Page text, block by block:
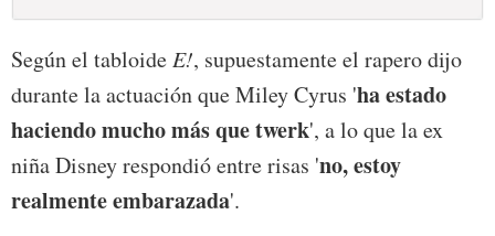
Según el tabloide E!, supuestamente el rapero dijo
durante la actuación que Miley Cyrus 'ha estado
haciendo mucho más que twerk', a lo que la ex
niña Disney respondió entre risas 'no, estoy
realmente embarazada'.